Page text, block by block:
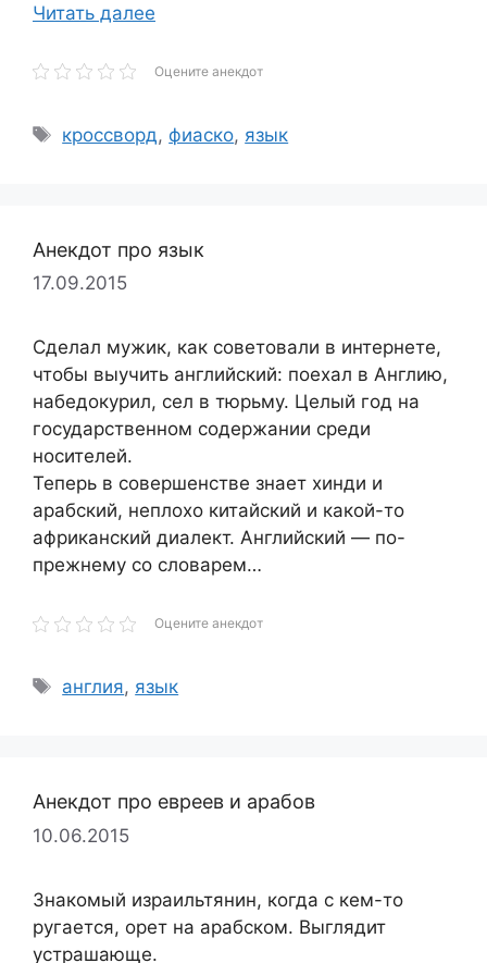
Читать далее
Оцените анекдот
Метки
кроссворд, фиаско, язык
Анекдот про язык
17.09.2015
Сделал мужик, как советовали в интернете,
чтобы выучить английский: поехал в Англию,
набедокурил, сел в тюрьму. Целый год на
государственном содержании среди
носителей.
Теперь в совершенстве знает хинди и
арабский, неплохо китайский и какой-то
африканский диалект. Английский — по-
прежнему со словарем…
Оцените анекдот
Метки
англия, язык
Анекдот про евреев и арабов
10.06.2015
Знакомый израильтянин, когда с кем-то
ругается, орет на арабском. Выглядит
устрашающе.